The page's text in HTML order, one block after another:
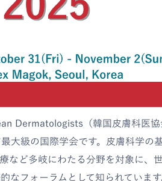
Dermatologists（韓国皮膚科医
大級の国際学会です。皮膚科学の
など多岐にわたる分野を対象に、
なフォーラムとして知られていま